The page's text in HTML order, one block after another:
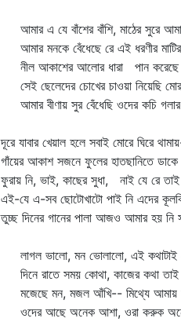
আমার এ যে বাঁশের বাঁশি, মাঠের সুরে
আমার মনকে বেঁধেছে রে এই ধরণীর
নীল আকাশের আলোর ধারা পান করেছে
সেই ছেলেদের চোখের চাওয়া নিয়েছি
আমার বীণায় সুর বেঁধেছি ওদের কচি
দূরে যাবার খেয়াল হলে সবাই মোরে ঘিরে
গাঁয়ের আকাশ সজনে ফুলের হাতছানিতে
ফুরায় নি, ভাই, কাছের সুধা, নাই যে রে
এই-যে এ-সব ছোটোখাটো পাই নি এদের
তুচ্ছ দিনের গানের পালা আজও আমার হয় নি
লাগল ভালো, মন ভোলালো, এই কথাটাই
দিনে রাতে সময় কোথা, কাজের কথা
মজেছে মন, মজল আঁখি-- মিথ্যে আমায়
ওদের আছে অনেক আশা, ওরা করুক